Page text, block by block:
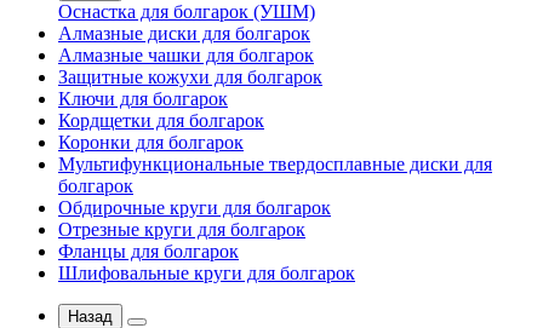
Оснастка для болгарок (УШМ)
Алмазные диски для болгарок
Алмазные чашки для болгарок
Защитные кожухи для болгарок
Ключи для болгарок
Кордщетки для болгарок
Коронки для болгарок
Мультифункциональные твердосплавные диски для
болгарок
Обдирочные круги для болгарок
Отрезные круги для болгарок
Фланцы для болгарок
Шлифовальные круги для болгарок
Назад